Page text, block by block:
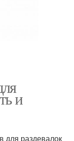
и
для раздевалок